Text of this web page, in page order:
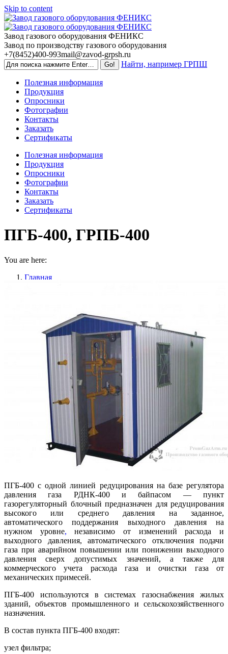
Skip to content
Завод газового оборудования ФЕНИКС
Завод по производству газового оборудования
+7(8452)400-993mail@zavod-grpsh.ru
Найти, например ГРПШ
Полезная информация
Продукция
Опросники
Фотографии
Контакты
Заказать
Сертификаты
Полезная информация
Продукция
Опросники
Фотографии
Контакты
Заказать
Сертификаты
ПГБ-400, ГРПБ-400
You are here:
Главная
ПГБ-400 с одной линией редуцирования на базе регулятора
давления газа РДНК-400 и байпасом — пункт
газорегуляторный блочный предназначен для редуцирования
высокого или среднего давления на заданное,
автоматического поддержания выходного давления на
нужном уровне, независимо от изменений расхода и
выходного давления, автоматического отключения подачи
газа при аварийном повышении или понижении выходного
давления сверх допустимых значений, а также для
коммерческого учета расхода газа и очистки газа от
механических примесей.
ПГБ-400 используются в системах газоснабжения жилых
зданий, объектов промышленного и сельскохозяйственного
назначения.
В состав пункта ПГБ-400 входят:
узел фильтра;